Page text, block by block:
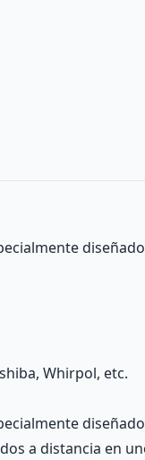
Whirpol, etc.
a distancia en